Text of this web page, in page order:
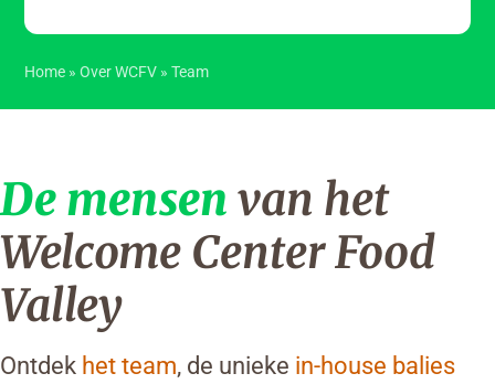
Home »Over WCFV »Team
De mensen van het
Welcome Center Food
Valley
Ontdek het team, de unieke in-house balies